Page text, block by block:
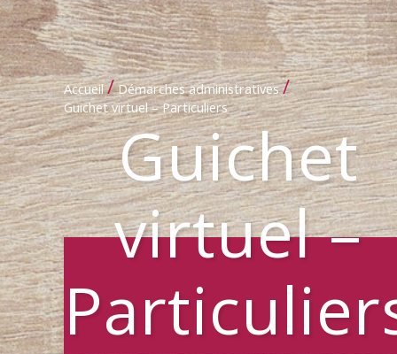
Accueil / Démarches administratives /
Guichet virtuel – Particuliers
Guichet
virtuel –